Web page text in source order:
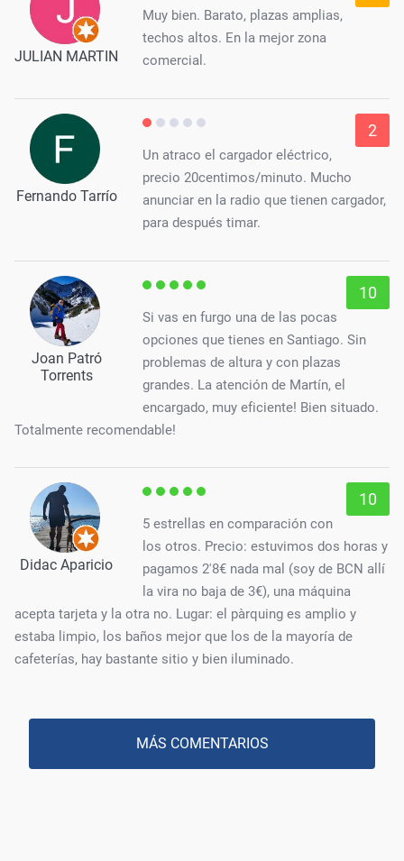
JULIAN MARTIN
Muy bien. Barato, plazas amplias,
techos altos. En la mejor zona
comercial.
Fernando Tarrío
2
Un atraco el cargador eléctrico,
precio 20centimos/minuto. Mucho
anunciar en la radio que tienen cargador,
para después timar.
Joan Patró
Torrents
10
Si vas en furgo una de las pocas
opciones que tienes en Santiago. Sin
problemas de altura y con plazas
grandes. La atención de Martín, el
encargado, muy eficiente! Bien situado.
Totalmente recomendable!
Didac Aparicio
10
5 estrellas en comparación con
los otros. Precio: estuvimos dos horas y
pagamos 2'8€ nada mal (soy de BCN allí
la vira no baja de 3€), una máquina
acepta tarjeta y la otra no. Lugar: el pàrquing es amplio y
estaba limpio, los baños mejor que los de la mayoría de
cafeterías, hay bastante sitio y bien iluminado.
MÁS COMENTARIOS